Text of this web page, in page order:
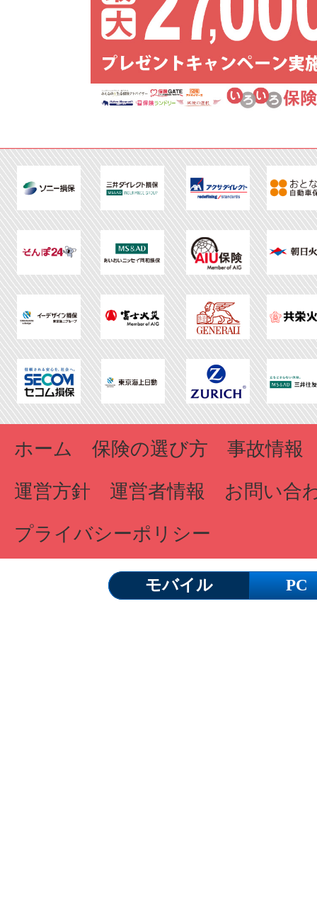
ホーム 保険の選び方
事故情報
運営方針
運営者情報
お問い合
プライバシーポリシー
モバイル PC